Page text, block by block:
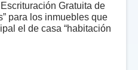
Gratuita de
para los inmuebles que
el de casa “habitación